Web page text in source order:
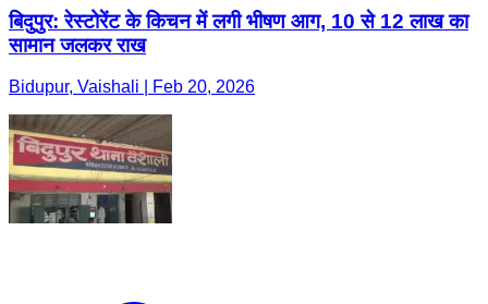
बिदुपुर: रेस्टोरेंट के किचन में लगी भीषण आग, 10 से 12 लाख का
सामान जलकर राख
Bidupur, Vaishali | Feb 20, 2026